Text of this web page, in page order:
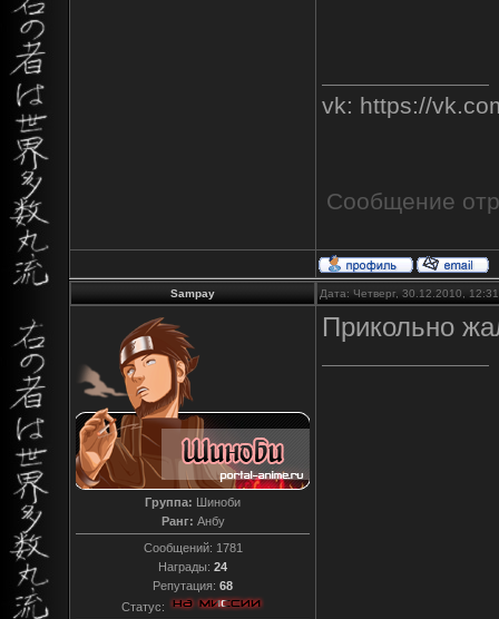
vk: https://
Сообщение
Sampay Дата: Четверг, 30.12.2010,
Группа: Шиноби
Ранг: Анбу
Сообщений: 1781
Награды: 24
Репутация: 68
Статус:
Прикольно